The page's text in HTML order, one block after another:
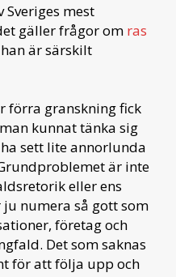
mest
gäller frågor om ras
är särskilt
förra granskning fick
kunnat tänka sig
sett lite annorlunda
är inte
eller ens
numera så gott som
företag och
Det som saknas
för att följa upp och